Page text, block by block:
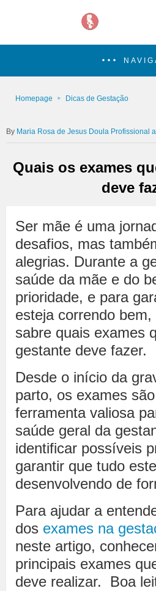
Homepage Dicas de Gestação
Maria Rosa de Jesus Doula Profissional
Quais os exames
deve
Ser mãe é uma
desafios, mas
alegrias. Durante a
saúde da mãe e do
prioridade, e para
esteja correndo
sabre quais exames
gestante deve fazer.
Desde o início da
parto, os exames
ferramenta valiosa
saúde geral da
identificar possíveis
garantir que tudo
desenvolvendo de
Para ajudar a
dos exames na
neste artigo,
principais exames
deve realizar. Boa